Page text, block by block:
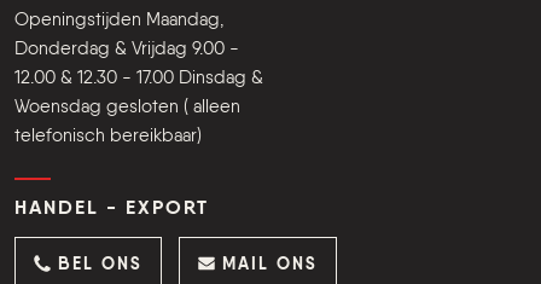
Openingstijden Maandag,
Donderdag & Vrijdag 9.00 -
12.00 & 12.30 - 17.00 Dinsdag &
Woensdag gesloten ( alleen
telefonisch bereikbaar)
HANDEL - EXPORT
BEL ONS MAIL ONS